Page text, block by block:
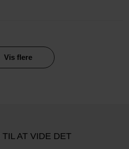
Vis flere
AT VIDE DET